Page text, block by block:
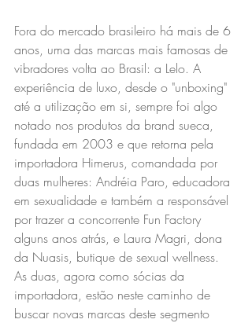
Fora do mercado brasileiro há mais de 6
anos, uma das marcas mais famosas de
vibradores volta ao Brasil: a Lelo. A
experiência de luxo, desde o "unboxing"
até a utilização em si, sempre foi algo
notado nos produtos da brand sueca,
fundada em 2003 e que retorna pela
importadora Himerus, comandada por
duas mulheres: Andréia Paro, educadora
em sexualidade e também a responsável
por trazer a concorrente Fun Factory
alguns anos atrás, e Laura Magri, dona
da Nuasis, butique de sexual wellness.
As duas, agora como sócias da
importadora, estão neste caminho de
buscar novas marcas deste segmento